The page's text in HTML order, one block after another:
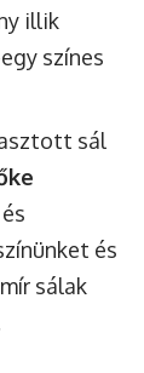
illik
színes
sál
és
sálak